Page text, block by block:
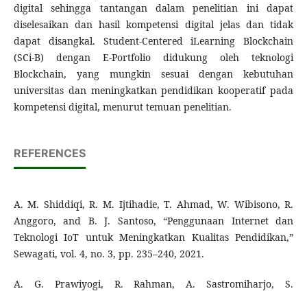
digital sehingga tantangan dalam penelitian ini dapat
diselesaikan dan hasil kompetensi digital jelas dan tidak
dapat disangkal. Student-Centered iLearning Blockchain
(SCi-B) dengan E-Portfolio didukung oleh teknologi
Blockchain, yang mungkin sesuai dengan kebutuhan
universitas dan meningkatkan pendidikan kooperatif pada
kompetensi digital, menurut temuan penelitian.
REFERENCES
A. M. Shiddiqi, R. M. Ijtihadie, T. Ahmad, W. Wibisono, R.
Anggoro, and B. J. Santoso, “Penggunaan Internet dan
Teknologi IoT untuk Meningkatkan Kualitas Pendidikan,”
Sewagati, vol. 4, no. 3, pp. 235–240, 2021.
A. G. Prawiyogi, R. Rahman, A. Sastromiharjo, S.